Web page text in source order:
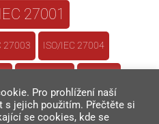
27001
27003 ISO/IEC 27004
IDENTITY MANAGEMENT
Pro prohlížení naší
s jejich použitím. Přečtěte si
se cookies, kde se